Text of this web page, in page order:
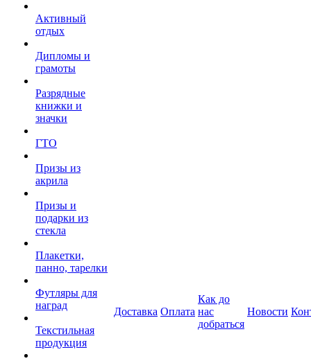
Активный
отдых
Дипломы и
грамоты
Разрядные
книжки и
значки
ГТО
Призы из
акрила
Призы и
подарки из
стекла
Плакетки,
панно, тарелки
Футляры для
наград
Текстильная
продукция
Доставка Оплата
Как до
нас
добраться
Новости